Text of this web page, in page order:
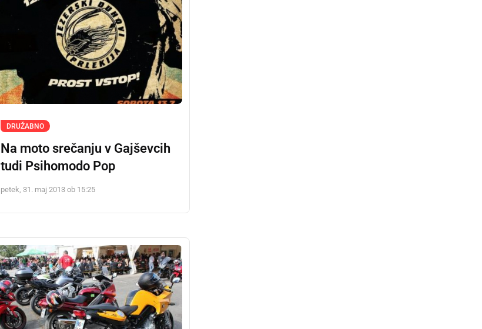
DRUŽABNO
Na moto srečanju v Gajševcih
tudi Psihomodo Pop
petek, 31. maj 2013 ob 15:25